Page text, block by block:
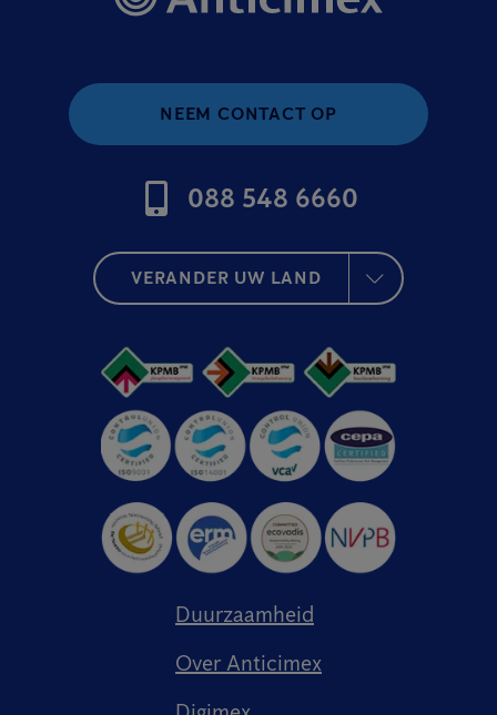
NEEM CONTACT OP
088 548 6660
VERANDER UW LAND
Duurzaamheid
Over Anticimex